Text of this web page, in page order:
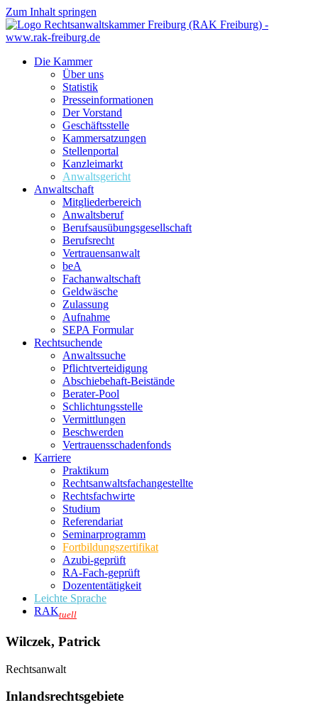
Zum Inhalt springen
Die Kammer
Über uns
Statistik
Presseinformationen
Der Vorstand
Geschäftsstelle
Kammersatzungen
Stellenportal
Kanzleimarkt
Anwaltsgericht
Anwaltschaft
Mitgliederbereich
Anwaltsberuf
Berufsausübungs­gesellschaft
Berufsrecht
Vertrauensanwalt
beA
Fachanwaltschaft
Geldwäsche
Zulassung
Aufnahme
SEPA Formular
Rechtsuchende
Anwaltssuche
Pflichtverteidigung
Abschiebehaft-Beistände
Berater-Pool
Schlichtungsstelle
Vermittlungen
Beschwerden
Vertrauensschadenfonds
Karriere
Praktikum
Rechtsanwalts­fachangestellte
Rechtsfachwirte
Studium
Referendariat
Seminarprogramm
Fortbildungszertifikat
Azubi-geprüft
RA-Fach-geprüft
Dozententätigkeit
Leichte Sprache
RAKtuell
Wilczek, Patrick
Rechtsanwalt
Inlandsrechtsgebiete